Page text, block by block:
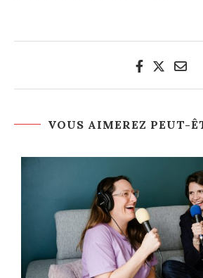
VOUS AIMEREZ PEUT-